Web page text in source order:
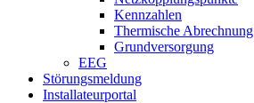
Kennzahlen
Thermische Abrechnung
Grundversorgung
EEG
Störungsmeldung
Installateurportal